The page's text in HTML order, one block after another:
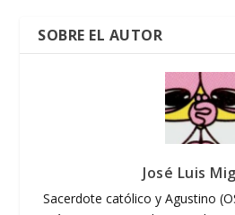
SOBRE EL AUTOR
José Luis
Sacerdote católico y Agustino